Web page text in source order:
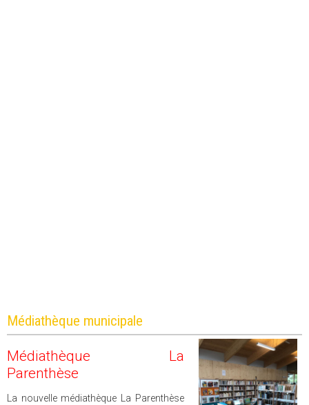
Médiathèque municipale
Médiathèque La
Parenthèse
La nouvelle médiathèque La Parenthèse